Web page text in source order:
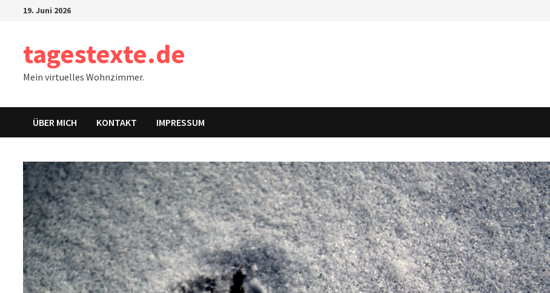
19. Juni 2026
tagestexte.de
Mein virtuelles Wohnzimmer.
ÜBER MICH KONTAKT IMPRESSUM